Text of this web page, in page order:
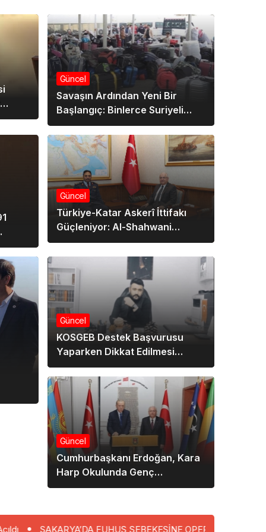
Güncel
Savaşın Ardından Yeni Bir
Başlangıç: Binlerce Suriyeli
Gönüllü Dönüyor
ve
Güncel
Türkiye-Katar Askerî İttifakı
Güçleniyor: Al-Shahwani
Ankara’da
Güncel
KOSGEB Destek Başvurusu
Yaparken Dikkat Edilmesi
Gereken 5 Kritik Adım
Güncel
Cumhurbaşkanı Erdoğan, Kara
Harp Okulunda Genç
Subaylarla İftar Yemeğinde
FUHUŞ ŞEBEKESİNE OPERASYON: 4 TUTUKLAMA